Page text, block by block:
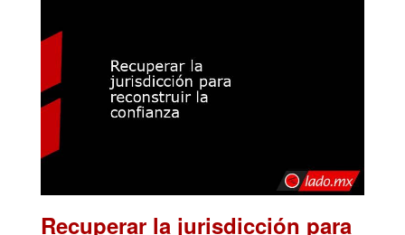
Recuperar la jurisdicción para